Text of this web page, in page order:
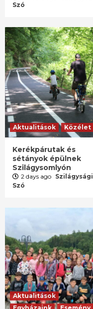
Szó
Aktualitások Közélet
Kerékpárutak és
sétányok épülnek
Szilágysomlyón
2 days ago Szilágysági
Szó
Aktualitások